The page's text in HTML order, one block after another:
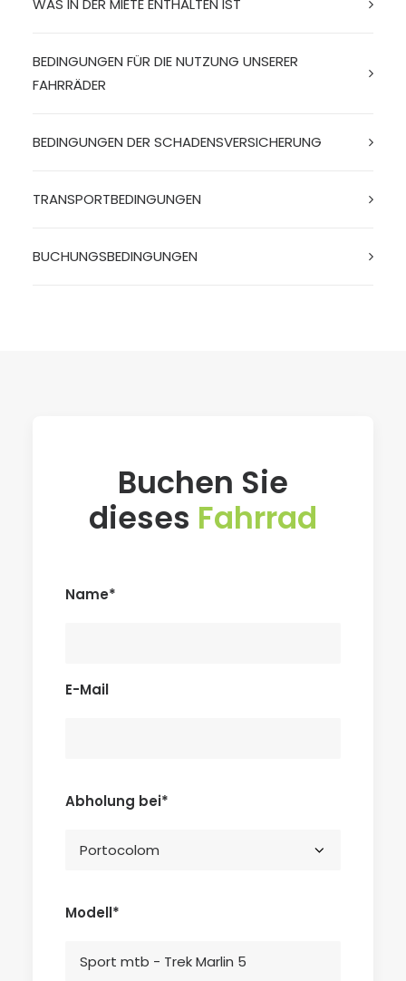
WAS IN DER MIETE ENTHALTEN IST
BEDINGUNGEN FÜR DIE NUTZUNG UNSERER
FAHRRÄDER
BEDINGUNGEN DER SCHADENSVERSICHERUNG
TRANSPORTBEDINGUNGEN
BUCHUNGSBEDINGUNGEN
Buchen Sie
dieses Fahrrad
Name*
E-Mail
Abholung bei*
Modell*